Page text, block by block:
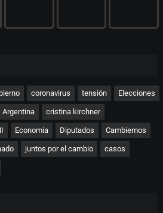
coronavirus tensión Elecciones
Argentina cristina kirchner
Economia Diputados Cambiemos
juntos por el cambio casos